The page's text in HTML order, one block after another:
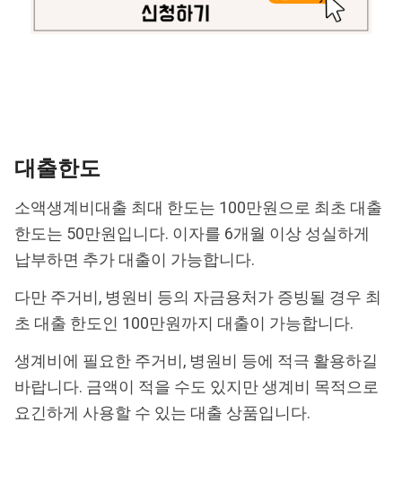
대출한도
소액생계비대출 최대 한도는 100만원으로 최초 대출
한도는 50만원입니다. 이자를 6개월 이상 성실하게
납부하면 추가 대출이 가능합니다.
다만 주거비, 병원비 등의 자금용처가 증빙될 경우 최
초 대출 한도인 100만원까지 대출이 가능합니다.
생계비에 필요한 주거비, 병원비 등에 적극 활용하길
바랍니다. 금액이 적을 수도 있지만 생계비 목적으로
요긴하게 사용할 수 있는 대출 상품입니다.